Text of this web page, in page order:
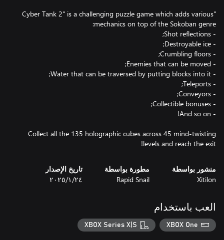
"Cyber Tank 2" is a challenging puzzle game which adds various
Collect all the 135 holographic cubes across 45 mind-twisting
levels and reach the exit!
منشور بواسطة
Xitilon
مطورة بواسطة
Rapid Snail
تاريخ الإصدار
٢٤‏/١‏/٢٠٢٥
العب باستخدام
XBOX One
XBOX Series X|S